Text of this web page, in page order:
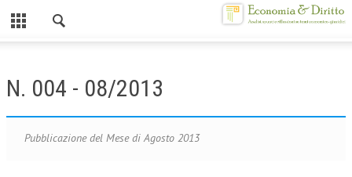
CHI SIAMO
MISSION
N. 004 - 08/2013
Pubblicazione del Mese di Agosto 2013